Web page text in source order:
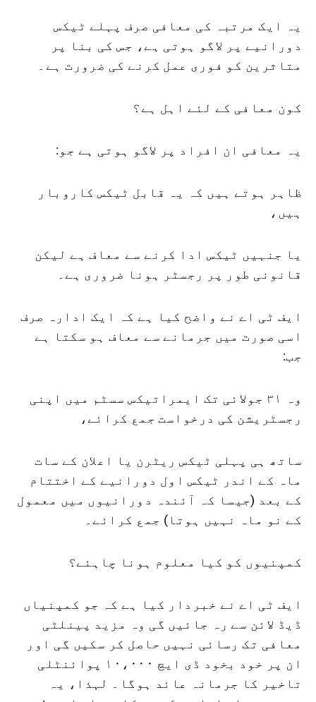
یہ ایک مرتبہ کی معافی صرف پہلے ٹیکس
دورانیے پر لاگو ہوتی ہے، جس کی بنا پر
متاثرین کو فوری عمل کرنے کی ضرورت ہے۔
کون معافی کے لئے اہل ہے؟
یہ معافی ان افراد پر لاگو ہوتی ہے جو:
ظاہر ہوتے ہیں کہ یہ قابل ٹیکس کاروبار
ہیں،
یا جنہیں ٹیکس ادا کرنے سے معاف ہے لیکن
قانونی طور پر رجسٹر ہونا ضروری ہے۔
ایف ٹی اے نے واضح کیا ہے کہ ایک ادارہ صرف
اسی صورت میں جرمانے سے معاف ہو سکتا ہے
جب:
وہ ۳۱ جولائی تک ایمراتیکس سسٹم میں اپنی
رجسٹریشن کی درخواست جمع کرائے،
ساتھ ہی پہلی ٹیکس ریٹرن یا اعلان کے سات
ماہ کے اندر ٹیکس اول دورانیے کے اختتام
کے بعد (جیسا کہ آئندہ دورانیوں میں معمول
کے نو ماہ نہیں ہوتا) جمع کرائے۔
کمپنیوں کو کیا معلوم ہونا چاہئے؟
ایف ٹی اے نے خبردار کیا ہے کہ جو کمپنیاں
ڈیڈ لائن سے رہ جائیں گی وہ مزید پینلٹی
معافی تک رسائی نہیں حاصل کر سکیں گی اور
ان پر خود بخود ڈی ایچ ۱۰،۰۰۰ پوائنٹلی
تاخیر کا جرمانہ عائد ہوگا۔ لہذا، یہ